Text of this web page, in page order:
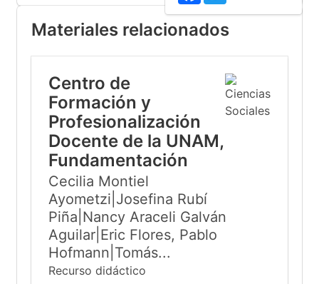
Materiales relacionados
Centro de
Formación y
Profesionalización
Docente de la UNAM,
Fundamentación
Cecilia Montiel
Ayometzi|Josefina Rubí
Piña|Nancy Araceli Galván
Aguilar|Eric Flores, Pablo
Hofmann|Tomás...
Recurso didáctico